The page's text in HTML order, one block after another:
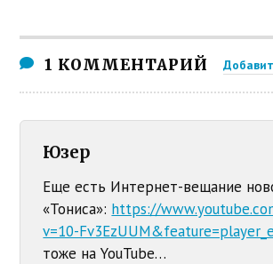
1 КОММЕНТАРИЙ
Юзер
Еще есть Интернет-вещание
«Тониса»: https://
v=10-
тоже на YouTube…